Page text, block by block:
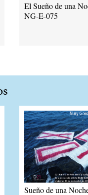
El Sueño de una
NG-E-075
Sueño de una